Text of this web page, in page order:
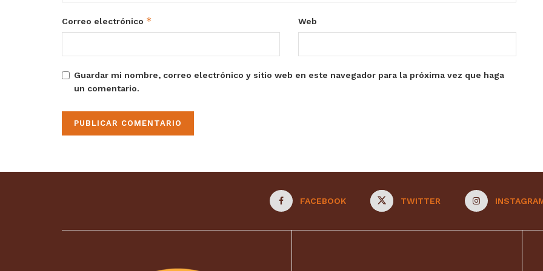
Correo electrónico * Web
Guardar mi nombre, correo electrónico y sitio web en este navegador para la próxima vez que haga
un comentario.
FACEBOOK TWITTER